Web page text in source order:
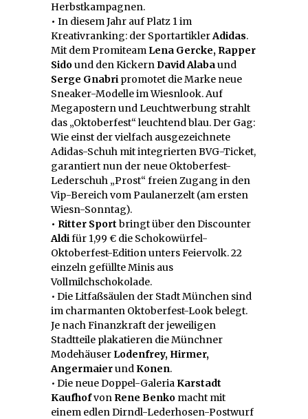
Herbstkampagnen.
• In diesem Jahr auf Platz 1 im
Kreativranking: der SportartiklerAdidas.
Mit dem Promiteam Lena Gercke, Rapper
Sidound den Kickern David Alabaund
Serge Gnabri promotet die Marke neue
Sneaker-Modelle im Wiesnlook. Auf
Megapostern und Leuchtwerbung strahlt
das „Oktoberfest“ leuchtend blau. Der Gag:
Wie einst der vielfach ausgezeichnete
Adidas-Schuh mit integrierten BVG-Ticket,
garantiert nun der neue Oktoberfest-
Lederschuh „Prost“ freien Zugang in den
Vip-Bereich vom Paulanerzelt (am ersten
Wiesn-Sonntag).
• Ritter Sport bringt über den Discounter
Aldifür 1,99 € die Schokowürfel-
Oktoberfest-Edition unters Feiervolk. 22
einzeln gefüllte Minis aus
Vollmilchschokolade.
• Die Litfaßsäulen der Stadt München sind
im charmanten Oktoberfest-Look belegt.
Je nach Finanzkraft der jeweiligen
Stadtteile plakatieren die Münchner
Modehäuser Lodenfrey, Hirmer,
Angermaierund Konen.
• Die neue Doppel-Galeria Karstadt
Kaufhofvon Rene Benko macht mit
einem edlen Dirndl-Lederhosen-Postwurf